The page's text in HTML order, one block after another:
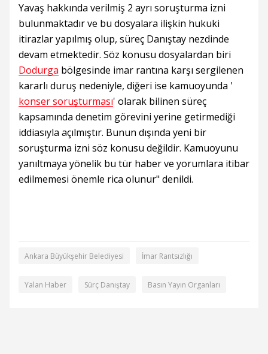
Yavaş hakkında verilmiş 2 ayrı soruşturma izni
bulunmaktadır ve bu dosyalara ilişkin hukuki
itirazlar yapılmış olup, süreç Danıştay nezdinde
devam etmektedir. Söz konusu dosyalardan biri
Dodurga bölgesinde imar rantına karşı sergilenen
kararlı duruş nedeniyle, diğeri ise kamuoyunda '
konser soruşturması' olarak bilinen süreç
kapsamında denetim görevini yerine getirmediği
iddiasıyla açılmıştır. Bunun dışında yeni bir
soruşturma izni söz konusu değildir. Kamuoyunu
yanıltmaya yönelik bu tür haber ve yorumlara itibar
edilmemesi önemle rica olunur" denildi.
Ankara Büyükşehir Belediyesi İmar Rantsızlığı
Yalan Haber Sürç Danıştay Basın Yayın Organları